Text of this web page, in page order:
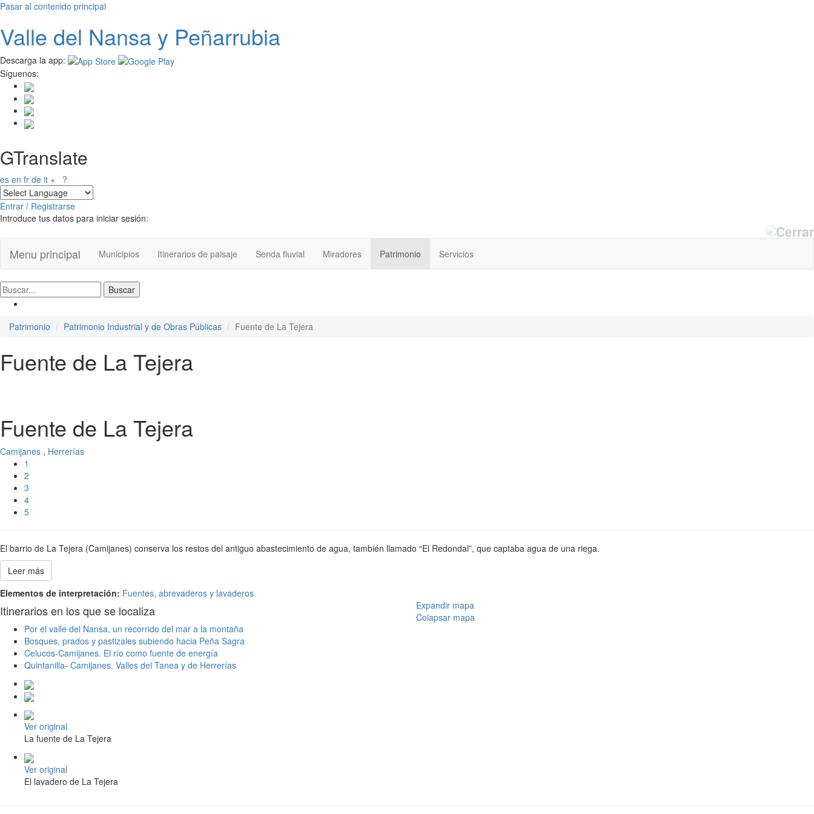
Pasar al contenido principal
Valle del Nansay Peñarrubia
Descarga la app:
Síguenos:
GTranslate
es en fr de it + ?
Entrar / Registrarse
Introduce tus datos para iniciar sesión:
Menu principal Municipios Itinerarios de paisaje Senda fluvial Miradores Patrimonio Servicios
Patrimonio Patrimonio Industrial y de Obras Públicas Fuente de La Tejera
Fuente de La Tejera
Fuente de La Tejera
Camijanes , Herrerías
1
2
3
4
5
El barrio de La Tejera (Camijanes) conserva los restos del antiguo abastecimiento de agua, también llamado “El Redondal”, que captaba agua de una riega.
Leer más
Elementos de interpretación: Fuentes, abrevaderos y lavaderos
Itinerarios en los que se localiza
Por el valle del Nansa, un recorrido del mar a la montaña
Bosques, prados y pastizales subiendo hacia Peña Sagra
Celucos-Camijanes. El río como fuente de energía
Quintanilla- Camijanes. Valles del Tanea y de Herrerías
Expandir mapa
Colapsar mapa
Ver original
La fuente de La Tejera
Ver original
El lavadero de La Tejera